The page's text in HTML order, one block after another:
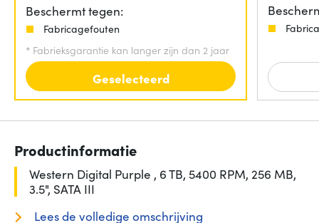
Beschermt tegen:
Fabricagefouten
* Fabrieksgarantie kan langer zijn dan 2 jaar
Geselecteerd
Productinformatie
Western Digital Purple , 6 TB, 5400 RPM, 256 MB,
3.5", SATA III
Lees de volledige omschrijving